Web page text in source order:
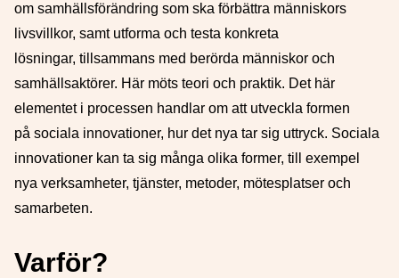
om samhällsförändring som ska förbättra människors
livsvillkor, samt utforma och testa konkreta
lösningar, tillsammans med berörda människor och
samhällsaktörer. Här möts teori och praktik. Det här
elementet i processen handlar om att utveckla formen
på sociala innovationer, hur det nya tar sig uttryck. Sociala
innovationer kan ta sig många olika former, till exempel
nya verksamheter, tjänster, metoder, mötesplatser och
samarbeten.
Varför?